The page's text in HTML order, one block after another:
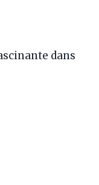
dans